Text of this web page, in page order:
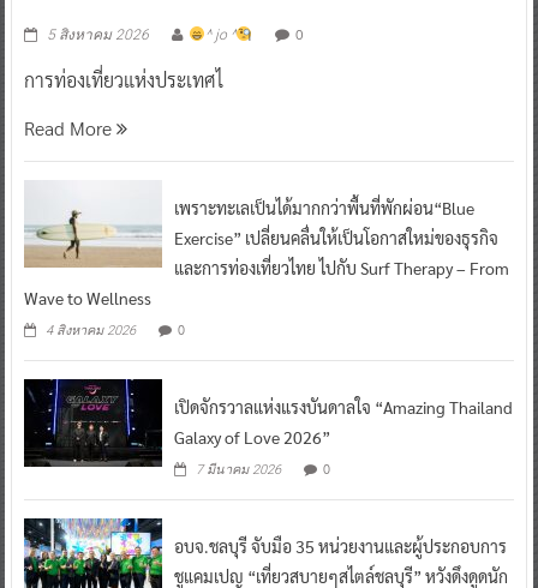
5 สิงหาคม 2026 ^ jo ^ 0
การท่องเที่ยวแห่งประเทศไ
Read More
เพราะทะเลเป็นได้มากกว่าพื้นที่พักผ่อน“Blue
Exercise” เปลี่ยนคลื่นให้เป็นโอกาสใหม่ของธุรกิจ
และการท่องเที่ยวไทย ไปกับ Surf Therapy – From
Wave to Wellness
4 สิงหาคม 2026 0
เปิดจักรวาลแห่งแรงบันดาลใจ “Amazing Thailand
Galaxy of Love 2026”
7 มีนาคม 2026 0
อบจ.ชลบุรี จับมือ 35 หน่วยงานและผู้ประกอบการ
ชูแคมเปญ “เที่ยวสบายๆสไตล์ชลบุรี” หวังดึงดูดนัก